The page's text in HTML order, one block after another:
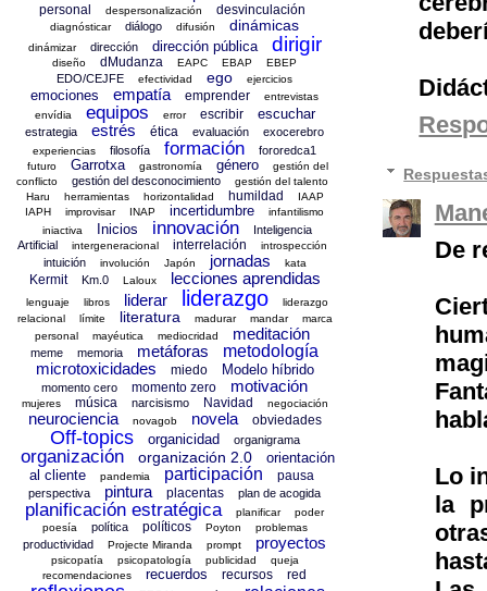
De
Lo
la
personal
despersonalización desvinculación
diagnósticar diálogo difusión dinámicas
dinámizar dirección dirección pública dirigir
diseño dMudanza EAPC EBAP EBEP
EDO/CEJFE efectividad ego ejercicios
emociones empatía emprender
entrevistas
envídia
equipos error escribir escuchar
estrategia estrés ética evaluación exocerebro
experiencias filosofía formación fororedca1
futuro Garrotxa gastronomía género
gestión del
conflicto
gestión del desconocimiento
gestión del talento
Haru
herramientas horizontalidad humildad
IAAP
IAPH
improvisar INAP incertidumbre
infantilismo
iniactiva
Inicios innovación
Inteligencia
Artificial
intergeneracional interrelación introspección
intuición involución Japón jornadas kata
Kermit Km.0 Laloux lecciones aprendidas
lenguaje libros liderar liderazgo
liderazgo
relacional
límite literatura madurar mandar
marca
personal
mayéutica mediocridad meditación
meme memoria metáforas
metodología
microtoxicidades
miedo Modelo híbrido
momento cero momento zero motivación
mujeres música narcisismo Navidad negociación
neurociencia novagob novela obviedades
Off-topics organicidad organigrama
organización organización 2.0
orientación
al cliente
pandemia participación pausa
perspectiva pintura placentas plan de acogida
planificación estratégica planificar
poder
poesía
política políticos Poyton problemas
productividad Projecte Miranda prompt proyectos
psicopatía psicopatología publicidad
queja
recomendaciones
recuerdos recursos red